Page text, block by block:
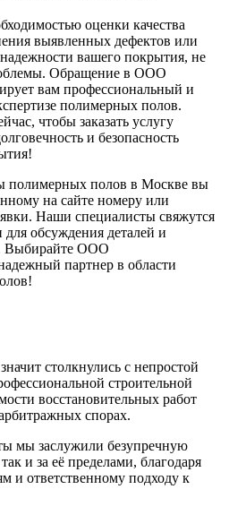
оценки качества
выявленных дефектов или
вашего покрытия, не
Обращение в ООО
вам профессиональный и
полимерных полов.
чтобы заказать услугу
и безопасность
полимерных полов в Москве вы
на сайте номеру или
Наши специалисты свяжутся
обсуждения деталей и
Выбирайте ООО
партнер в области
столкнулись с непростой
строительной
восстановительных работ
спорах.
мы заслужили безупречную
и за её пределами, благодаря
и ответственному подходу к